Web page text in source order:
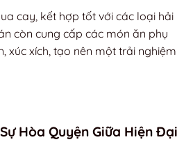
cay, kết hợp tốt với các loại hải
còn cung cấp các món ăn phụ
xúc xích, tạo nên một trải nghiệm
Hòa Quyện Giữa Hiện Đại